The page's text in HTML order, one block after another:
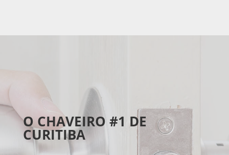
O CHAVEIRO #1 DE
CURITIBA